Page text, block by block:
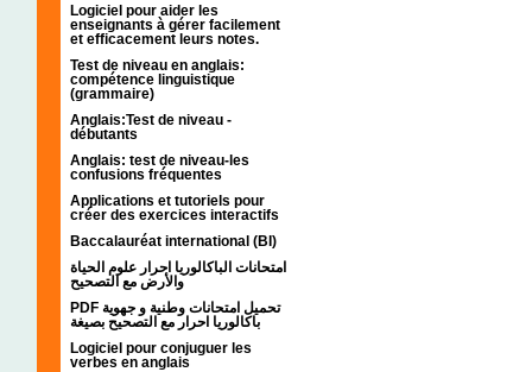
Logiciel pour aider les
enseignants à gérer facilement
et efficacement leurs notes.
Test de niveau en anglais:
compétence linguistique
(grammaire)
Anglais:Test de niveau -
débutants
Anglais: test de niveau-les
confusions fréquentes
Applications et tutoriels pour
créer des exercices interactifs
Baccalauréat international (BI)
امتحانات الباكالوريا احرار علوم الحياة
والأرض مع التصحيح
PDF تحميل امتحانات وطنية و جهوية
باكالوريا احرار مع التصحيح بصيغة
Logiciel pour conjuguer les
verbes en anglais